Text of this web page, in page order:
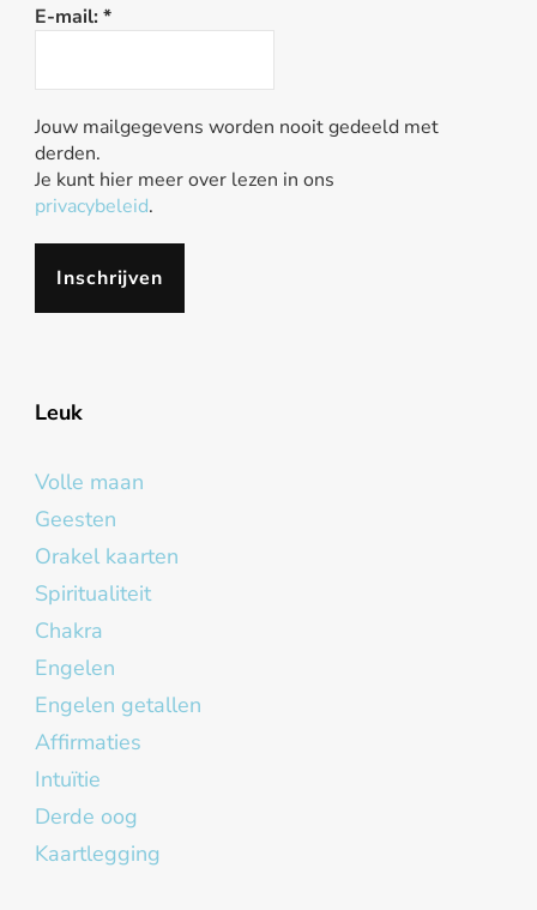
E-mail: *
Jouw mailgegevens worden nooit gedeeld met
derden.
Je kunt hier meer over lezen in ons
privacybeleid.
Leuk
Volle maan
Geesten
Orakel kaarten
Spiritualiteit
Chakra
Engelen
Engelen getallen
Affirmaties
Intuïtie
Derde oog
Kaartlegging